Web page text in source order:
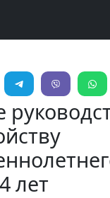
лет